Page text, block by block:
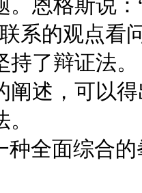
。恩格斯说
系的观点看
了辩证法。
阐述，可以
种全面综合